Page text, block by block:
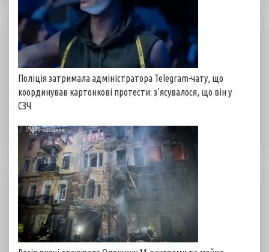
Поліція затримала адміністратора Telegram-чату, що
координував картонкові протести: з’ясувалося, що він у
СЗЧ